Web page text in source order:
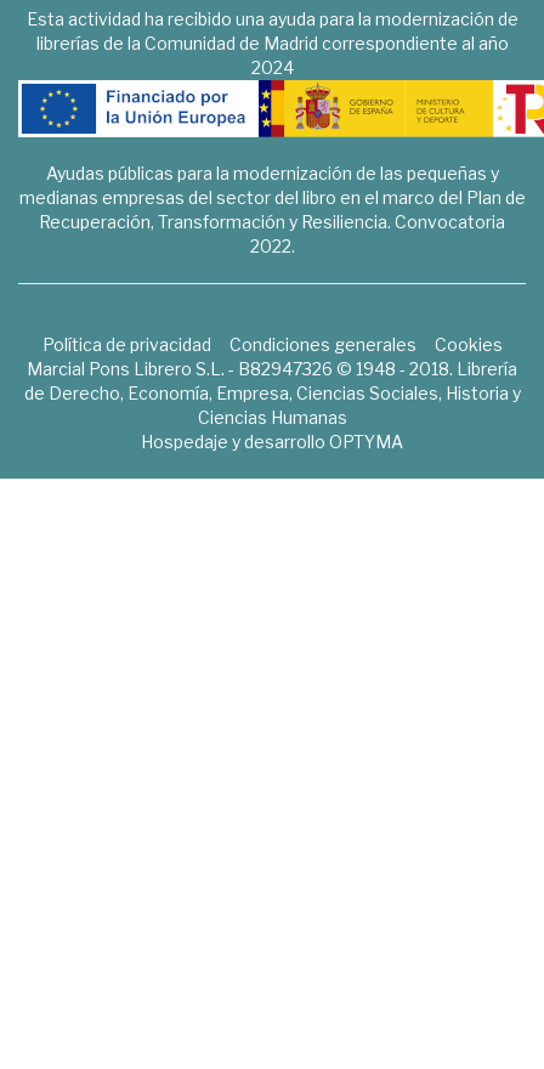
Esta actividad ha recibido una ayuda para la modernización de
librerías de la Comunidad de Madrid correspondiente al año
2024
Ayudas públicas para la modernización de las pequeñas y
medianas empresas del sector del libro en el marco del Plan de
Recuperación, Transformación y Resiliencia. Convocatoria
2022.
Política de privacidad Condiciones generales
Cookies
Marcial Pons Librero S.L. - B82947326 © 1948 - 2018. Librería
de Derecho, Economía, Empresa, Ciencias Sociales, Historia y
Ciencias Humanas
Hospedaje y desarrollo OPTYMA